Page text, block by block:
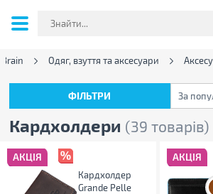
Одяг, взуття та аксесуари
Кардхолдери (39 товарів)
ФІЛЬТРИ За
АКЦІЯ
Кардхолдер
Grande Pelle
АКЦІЯ
ФІЛЬТРИ За